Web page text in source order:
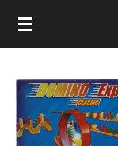
Ga
direct
hoofdinhoud